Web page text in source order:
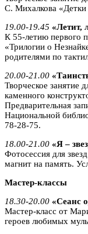
С. Михалкова «Детки
19.00-19.45 «Летит,
К 55-летию первого
«Трилогии о
родителями по
20.00-21.00
Творческое занятие
каменного
Предварительная
Национальной
78-28-75.
18.00-21.00 «Я –
Фотосессия для
магнит на память.
Мастер-классы
18.30-20.00 «Сеанс
Мастер-класс от
героев любимых